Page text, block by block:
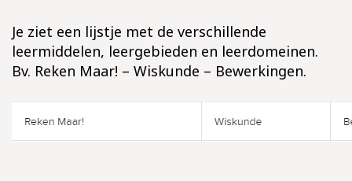
Je ziet een lijstje met de verschillende
leermiddelen, leergebieden en leerdomeinen.
Bv. Reken Maar! – Wiskunde – Bewerkingen.